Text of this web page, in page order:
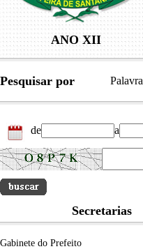
ANO XII
Pesquisar por Palavra
de a
Secretarias
Gabinete do Prefeito